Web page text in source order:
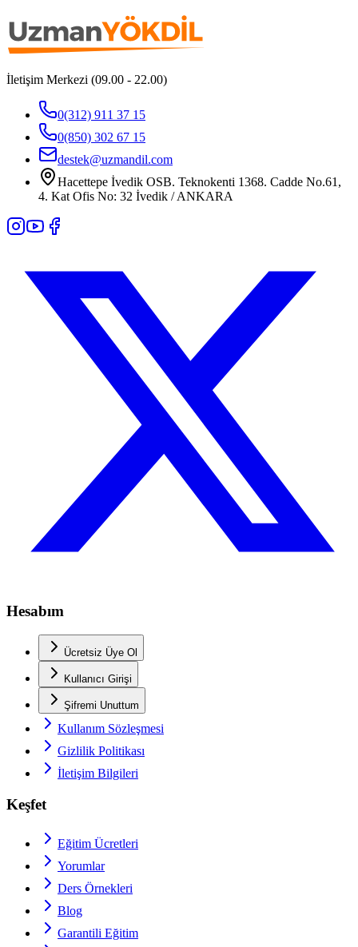
İletişim Merkezi (09.00 - 22.00)
0(312) 911 37 15
0(850) 302 67 15
destek@uzmandil.com
Hacettepe İvedik OSB. Teknokenti 1368. Cadde No.61,
4. Kat Ofis No: 32 İvedik / ANKARA
Hesabım
Ücretsiz Üye Ol
Kullanıcı Girişi
Şifremi Unuttum
Kullanım Sözleşmesi
Gizlilik Politikası
İletişim Bilgileri
Keşfet
Eğitim Ücretleri
Yorumlar
Ders Örnekleri
Blog
Garantili Eğitim